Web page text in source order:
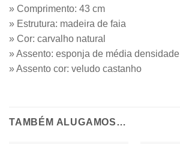
» Comprimento: 43 cm
» Estrutura: madeira de faia
» Cor: carvalho natural
» Assento: esponja de média densidade
» Assento cor: veludo castanho
TAMBÉM ALUGAMOS…